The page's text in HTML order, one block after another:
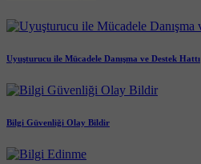
Uyuşturucu ile Mücadele Danışma ve Destek Hattı
Bilgi Güvenliği Olay Bildir